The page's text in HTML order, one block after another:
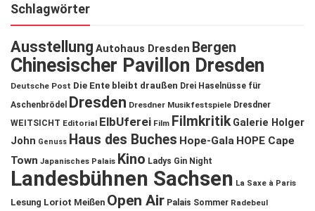
Schlagwörter
Ausstellung Autohaus Dresden Bergen
Chinesischer Pavillon Dresden
Deutsche Post Die Ente bleibt draußen Drei Haselnüsse für
Aschenbrödel
Dresden Dresdner Musikfestspiele Dresdner
WEITSICHT Editorial ElbUferei Film Filmkritik Galerie Holger
John Genuss Haus des Buches Hope-Gala HOPE Cape
Town Japanisches Palais Kino Ladys Gin Night
Landesbühnen Sachsen La Saxe à Paris
Lesung Loriot Meißen Open Air Palais Sommer Radebeul